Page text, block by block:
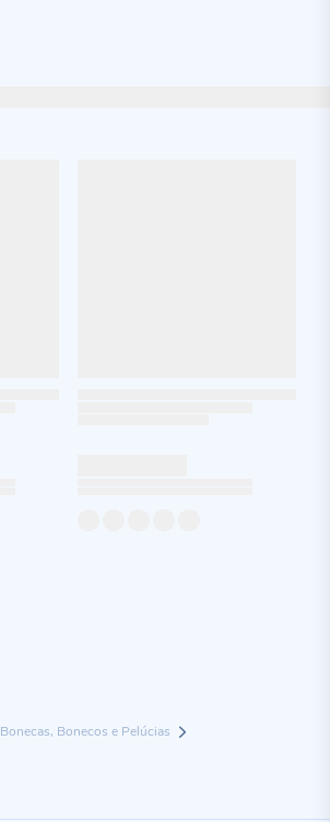
Bonecas, Bonecos e Pelúcias